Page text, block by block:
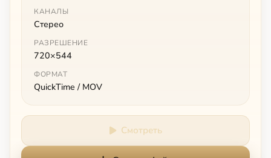
КАНАЛЫ
Стерео
РАЗРЕШЕНИЕ
720×544
ФОРМАТ
QuickTime / MOV
Смотреть